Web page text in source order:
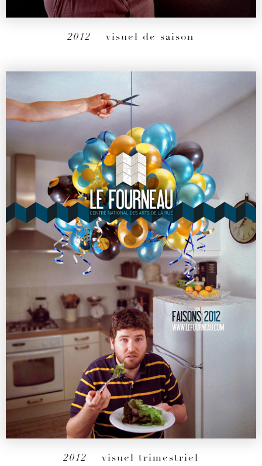
2012 – visuel de saison
2012 – visuel trimestriel